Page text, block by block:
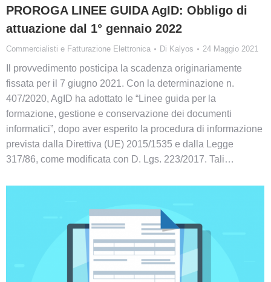
PROROGA LINEE GUIDA AgID: Obbligo di
attuazione dal 1° gennaio 2022
Commercialisti e Fatturazione Elettronica Di Kalyos 24 Maggio 2021
Il provvedimento posticipa la scadenza originariamente
fissata per il 7 giugno 2021. Con la determinazione n.
407/2020, AgID ha adottato le “Linee guida per la
formazione, gestione e conservazione dei documenti
informatici”, dopo aver esperito la procedura di informazione
prevista dalla Direttiva (UE) 2015/1535 e dalla Legge
317/86, come modificata con D. Lgs. 223/2017. Tali…